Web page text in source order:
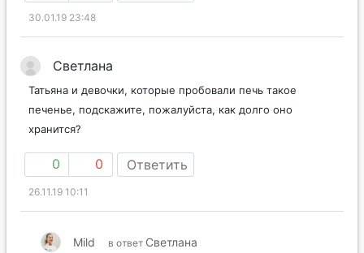
30.01.19 23:48
Светлана
Татьяна и девочки, которые пробовали печь такое
печенье, подскажите, пожалуйста, как долго оно
хранится?
0 0 Ответить
26.11.19 10:11
Mild в ответ Светлана